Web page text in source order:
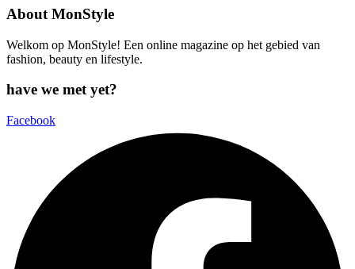
About MonStyle
Welkom op MonStyle! Een online magazine op het gebied van
fashion, beauty en lifestyle.
have we met yet?
Facebook